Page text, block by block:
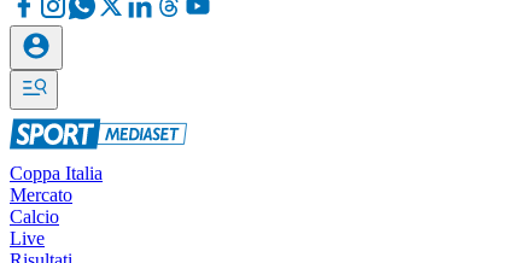
Coppa Italia
Mercato
Calcio
Live